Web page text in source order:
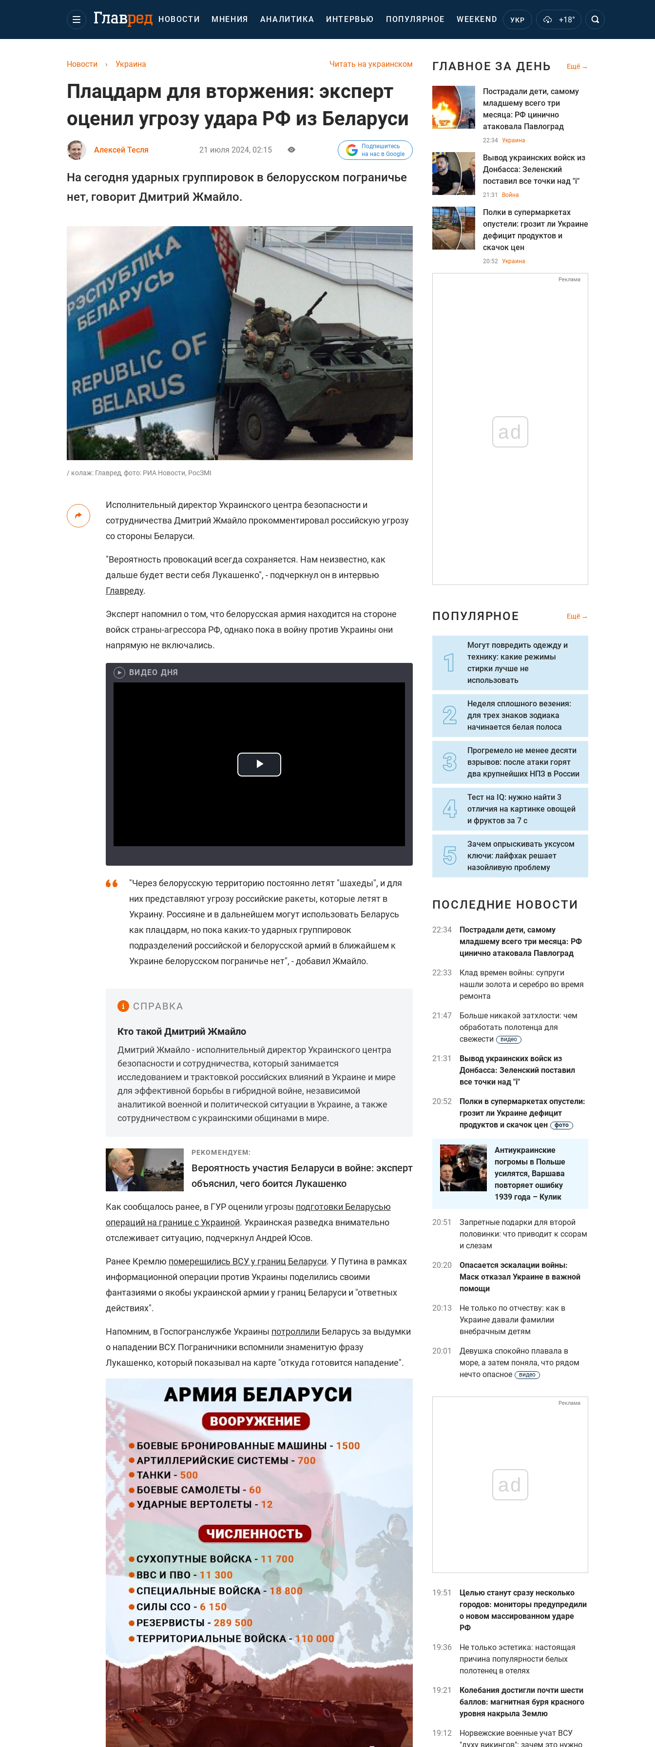
НОВОСТИ МНЕНИЯ АНАЛИТИКА ИНТЕРВЬЮ ПОПУЛЯРНОЕ WEEKEND УКР +18°
Читать на украинском
Новости › Украина
Плацдарм для вторжения: эксперт
оценил угрозу удара РФ из Беларуси
Алексей Тесля 21 июля 2024, 02:15
Подпишитесь
на нас в Google
На сегодня ударных группировок в белорусском пограничье
нет, говорит Дмитрий Жмайло.
/ колаж: Главред, фото: РИА Новости, РосЗМІ
Исполнительный директор Украинского центра безопасности и
сотрудничества Дмитрий Жмайло прокомментировал российскую угрозу
со стороны Беларуси.
"Вероятность провокаций всегда сохраняется. Нам неизвестно, как
дальше будет вести себя Лукашенко", - подчеркнул он в интервью
Главреду.
Эксперт напомнил о том, что белорусская армия находится на стороне
войск страны-агрессора РФ, однако пока в войну против Украины они
напрямую не включались.
ВИДЕО ДНЯ
"Через белорусскую территорию постоянно летят "шахеды", и для
них представляют угрозу российские ракеты, которые летят в
Украину. Россияне и в дальнейшем могут использовать Беларусь
как плацдарм, но пока каких-то ударных группировок
подразделений российской и белорусской армий в ближайшем к
Украине белорусском пограничье нет", - добавил Жмайло.
СПРАВКА
Кто такой Дмитрий Жмайло
Дмитрий Жмайло - исполнительный директор Украинского центра
безопасности и сотрудничества, который занимается
исследованием и трактовкой российских влияний в Украине и мире
для эффективной борьбы в гибридной войне, независимой
аналитикой военной и политической ситуации в Украине, а также
сотрудничеством с украинскими общинами в мире.
РЕКОМЕНДУЕМ:
Вероятность участия Беларуси в войне: эксперт
объяснил, чего боится Лукашенко
Как сообщалось ранее, в ГУР оценили угрозы подготовки Беларусью
операций на границе с Украиной. Украинская разведка внимательно
отслеживает ситуацию, подчеркнул Андрей Юсов.
Ранее Кремлю померещились ВСУ у границ Беларуси. У Путина в рамках
информационной операции против Украины поделились своими
фантазиями о якобы украинской армии у границ Беларуси и "ответных
действиях".
Напомним, в Госпогранслужбе Украины потроллили Беларусь за выдумки
о нападении ВСУ. Пограничники вспомнили знаменитую фразу
Лукашенко, который показывал на карте "откуда готовится нападение".
ГЛАВНОЕ ЗА ДЕНЬ Ещё
Пострадали дети, самому
младшему всего три
месяца: РФ цинично
атаковала Павлоград
22:34 Украина
Вывод украинских войск из
Донбасса: Зеленский
поставил все точки над "i"
21:31 Война
Полки в супермаркетах
опустели: грозит ли Украине
дефицит продуктов и
скачок цен
20:52 Украина
Реклама
ad
ПОПУЛЯРНОЕ Ещё
Могут повредить одежду и
технику: какие режимы
стирки лучше не
использовать
Неделя сплошного везения:
для трех знаков зодиака
начинается белая полоса
Прогремело не менее десяти
взрывов: после атаки горят
два крупнейших НПЗ в России
Тест на IQ: нужно найти 3
отличия на картинке овощей
и фруктов за 7 с
Зачем опрыскивать уксусом
ключи: лайфхак решает
назойливую проблему
ПОСЛЕДНИЕ НОВОСТИ
22:34
Пострадали дети, самому
младшему всего три месяца: РФ
цинично атаковала Павлоград
22:33
Клад времен войны: супруги
нашли золота и серебро во время
ремонта
21:47
Больше никакой затхлости: чем
обработать полотенца для
свежести
видео
21:31
Вывод украинских войск из
Донбасса: Зеленский поставил
все точки над "i"
20:52
Полки в супермаркетах опустели:
грозит ли Украине дефицит
продуктов и скачок цен
фото
Антиукраинские
погромы в Польше
усилятся, Варшава
повторяет ошибку
1939 года – Кулик
20:51
Запретные подарки для второй
половинки: что приводит к ссорам
и слезам
20:20
Опасается эскалации войны:
Маск отказал Украине в важной
помощи
20:13
Не только по отчеству: как в
Украине давали фамилии
внебрачным детям
20:01
Девушка спокойно плавала в
море, а затем поняла, что рядом
нечто опасное
видео
Реклама
ad
19:51
Целью станут сразу несколько
городов: мониторы предупредили
о новом массированном ударе
РФ
19:36
Не только эстетика: настоящая
причина популярности белых
полотенец в отелях
19:21
Колебания достигли почти шести
баллов: магнитная буря красного
уровня накрыла Землю
19:12
Норвежские военные учат ВСУ
"духу викингов": зачем это нужно